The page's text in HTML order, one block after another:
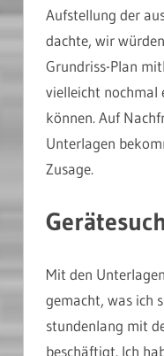
Aufstellung der
dachte, wir
Grundriss-Plan
vielleicht nochmal
können. Auf
Unterlagen
Zusage.
Mit den
gemacht, was ich
stundenlang mit
beschäftigt. Ich